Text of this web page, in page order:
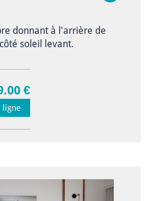
donnant à l'arrière de
soleil levant.
€
ligne